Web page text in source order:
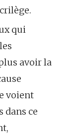
qui
avoir la
voient
dans ce